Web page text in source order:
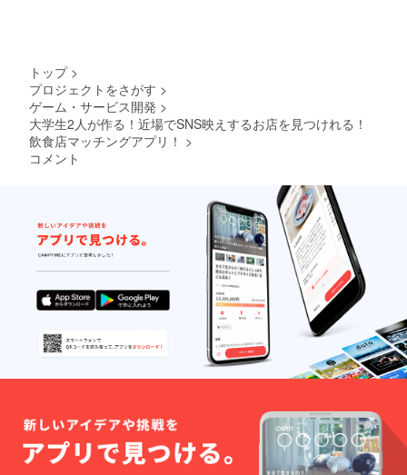
トップ >
プロジェクトをさがす >
ゲーム・サービス開発 >
大学生2人が作る！近場でSNS映えするお店を見つけれる！
飲食店マッチングアプリ！ >
コメント